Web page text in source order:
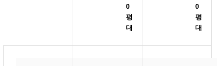
0
평
대
0
평
대